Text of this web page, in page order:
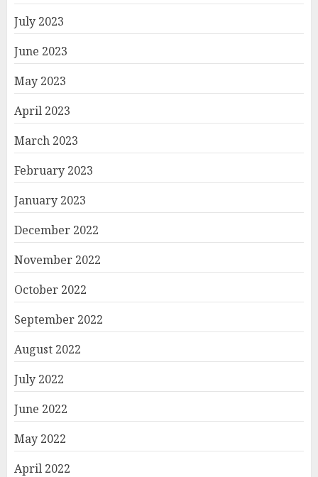
July 2023
June 2023
May 2023
April 2023
March 2023
February 2023
January 2023
December 2022
November 2022
October 2022
September 2022
August 2022
July 2022
June 2022
May 2022
April 2022